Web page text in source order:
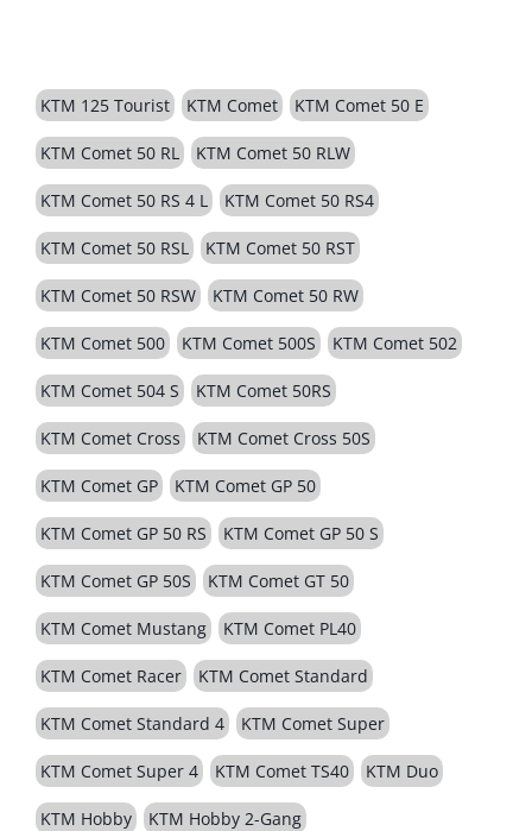
KTM 125 Tourist KTM Comet KTM Comet 50 E
KTM Comet 50 RL KTM Comet 50 RLW
KTM Comet 50 RS 4 L KTM Comet 50 RS4
KTM Comet 50 RSL KTM Comet 50 RST
KTM Comet 50 RSW KTM Comet 50 RW
KTM Comet 500 KTM Comet 500S KTM Comet 502
KTM Comet 504 S KTM Comet 50RS
KTM Comet Cross KTM Comet Cross 50S
KTM Comet GP KTM Comet GP 50
KTM Comet GP 50 RS KTM Comet GP 50 S
KTM Comet GP 50S KTM Comet GT 50
KTM Comet Mustang KTM Comet PL40
KTM Comet Racer KTM Comet Standard
KTM Comet Standard 4 KTM Comet Super
KTM Comet Super 4 KTM Comet TS40 KTM Duo
KTM Hobby KTM Hobby 2-Gang